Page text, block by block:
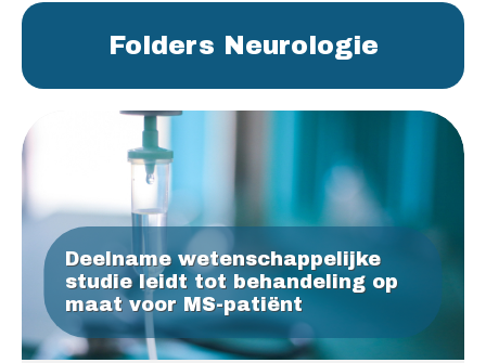
Folders Neurologie
Deelname wetenschappelijke
studie leidt tot behandeling op
maat voor MS-patiënt